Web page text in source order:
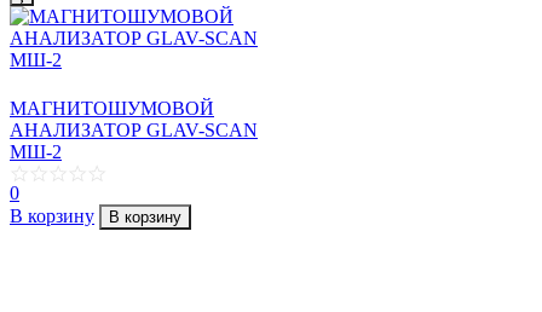
МАГНИТОШУМОВОЙ
АНАЛИЗАТОР GLAV-SCAN
МШ-2
0
В корзину
В корзину